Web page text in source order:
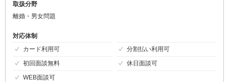
取扱分野
離婚・男女問題
対応体制
カード利用可
分割払い利用可
初回面談無料
休日面談可
WEB面談可